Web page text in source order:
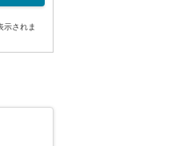
示されま